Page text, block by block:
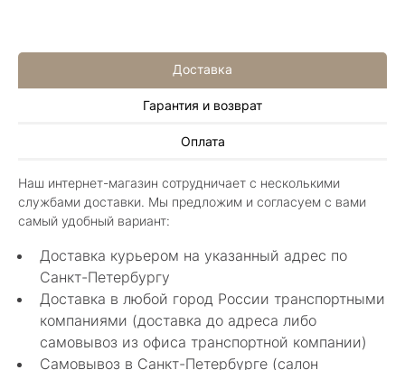
Доставка
Гарантия и возврат
Оплата
Наш интернет-магазин сотрудничает с несколькими
службами доставки. Мы предложим и согласуем с вами
самый удобный вариант:
Доставка курьером на указанный адрес по
Санкт-Петербургу
Доставка в любой город России транспортными
компаниями (доставка до адреса либо
самовывоз из офиса транспортной компании)
Самовывоз в Санкт-Петербурге (салон
Алла Майорова
Классные изделия, оригинальные не похожие
в других магазинах. Сотрудники очень
грамотные специалисты в своем деле помогли
с выбором.
Показать полностью
Нелли Г.
4 мая 2025